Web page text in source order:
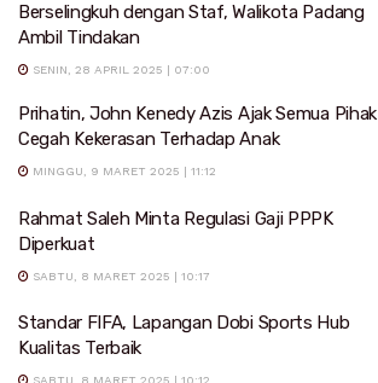
Berselingkuh dengan Staf, Walikota Padang
Ambil Tindakan
SENIN, 28 APRIL 2025 | 07:00
Prihatin, John Kenedy Azis Ajak Semua Pihak
Cegah Kekerasan Terhadap Anak
MINGGU, 9 MARET 2025 | 11:12
Rahmat Saleh Minta Regulasi Gaji PPPK
Diperkuat
SABTU, 8 MARET 2025 | 10:17
Standar FIFA, Lapangan Dobi Sports Hub
Kualitas Terbaik
SABTU, 8 MARET 2025 | 10:12